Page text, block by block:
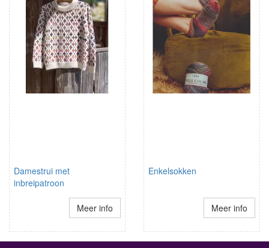
Damestrui met
inbreipatroon
Meer info
Enkelsokken
Meer info